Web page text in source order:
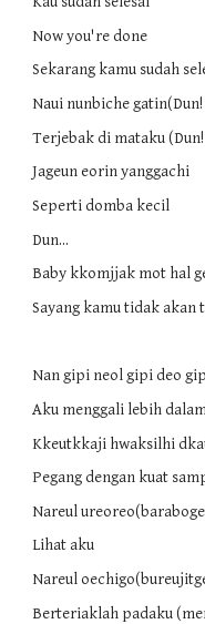
Now you're done
Sekarang kamu sudah
Naui nunbiche gatin(Dun!
Terjebak di mataku (Dun!
Jageun eorin yanggachi
Seperti domba kecil
Dun...
Baby kkomjjak mot hal
Sayang kamu tidak akan
Nan gipi neol gipi deo
Aku menggali lebih
Kkeutkkaji hwaksilhi
Pegang dengan kuat
Nareul
Lihat aku
Nareul
Berteriaklah padaku